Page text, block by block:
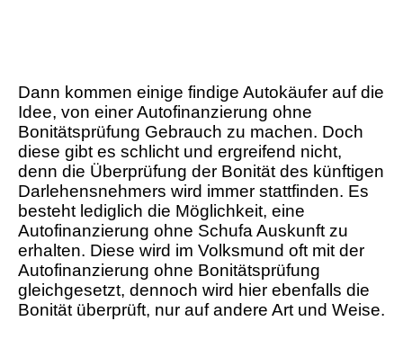
Dann kommen einige findige Autokäufer auf die
Idee, von einer Autofinanzierung ohne
Bonitätsprüfung Gebrauch zu machen. Doch
diese gibt es schlicht und ergreifend nicht,
denn die Überprüfung der Bonität des künftigen
Darlehensnehmers wird immer stattfinden. Es
besteht lediglich die Möglichkeit, eine
Autofinanzierung ohne Schufa Auskunft zu
erhalten. Diese wird im Volksmund oft mit der
Autofinanzierung ohne Bonitätsprüfung
gleichgesetzt, dennoch wird hier ebenfalls die
Bonität überprüft, nur auf andere Art und Weise.